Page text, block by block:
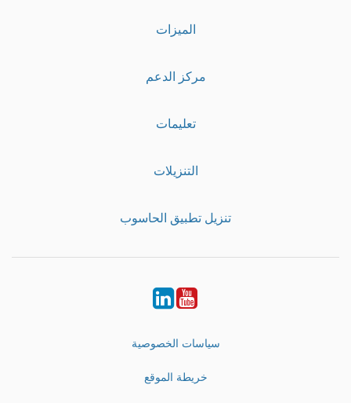
الميزات
مركز الدعم
تعليمات
التنزيلات
تنزيل تطبيق الحاسوب
Youtube
LinkedIn
سياسات الخصوصية
خريطة الموقع